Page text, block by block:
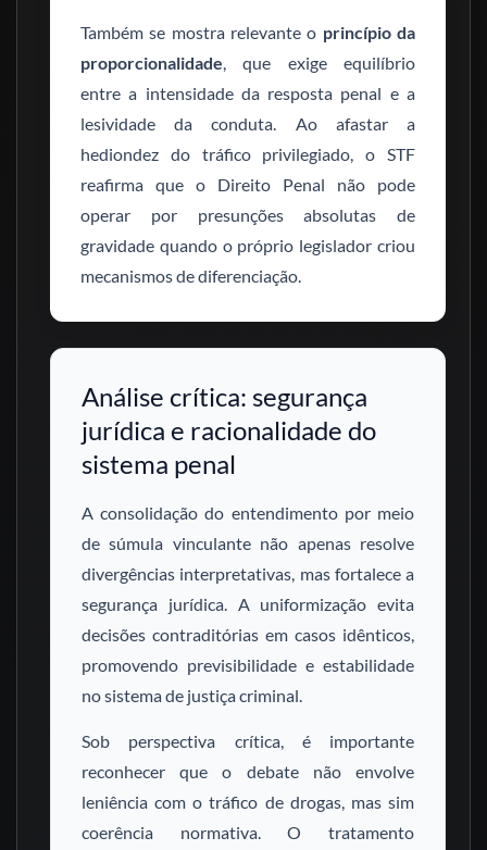
Também se mostra relevante o princípio da
proporcionalidade, que exige equilíbrio
entre a intensidade da resposta penal e a
lesividade da conduta. Ao afastar a
hediondez do tráfico privilegiado, o STF
reafirma que o Direito Penal não pode
operar por presunções absolutas de
gravidade quando o próprio legislador criou
mecanismos de diferenciação.
Análise crítica: segurança
jurídica e racionalidade do
sistema penal
A consolidação do entendimento por meio
de súmula vinculante não apenas resolve
divergências interpretativas, mas fortalece a
segurança jurídica. A uniformização evita
decisões contraditórias em casos idênticos,
promovendo previsibilidade e estabilidade
no sistema de justiça criminal.
Sob perspectiva crítica, é importante
reconhecer que o debate não envolve
leniência com o tráfico de drogas, mas sim
coerência normativa. O tratamento